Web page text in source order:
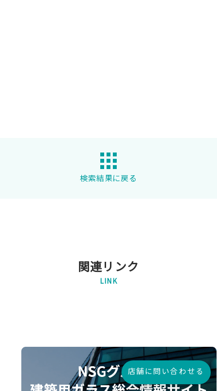
検索結果に戻る
関連リンク
LINK
店舗に問い合わせる